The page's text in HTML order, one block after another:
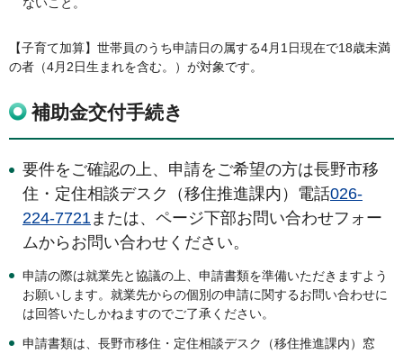
【子育て加算】世帯員のうち申請日の属する4月1日現在で18歳未満
の者（4月2日生まれを含む。）が対象です。
補助金交付手続き
要件をご確認の上、申請をご希望の方は長野市移
住・定住相談デスク（移住推進課内）電話026-
224-7721または、ページ下部お問い合わせフォー
ムからお問い合わせください。
申請の際は就業先と協議の上、申請書類を準備いただきますよう
お願いします。就業先からの個別の申請に関するお問い合わせに
は回答いたしかねますのでご了承ください。
申請書類は、長野市移住・定住相談デスク（移住推進課内）窓